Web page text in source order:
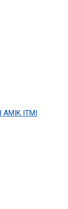
AMIK ITMI